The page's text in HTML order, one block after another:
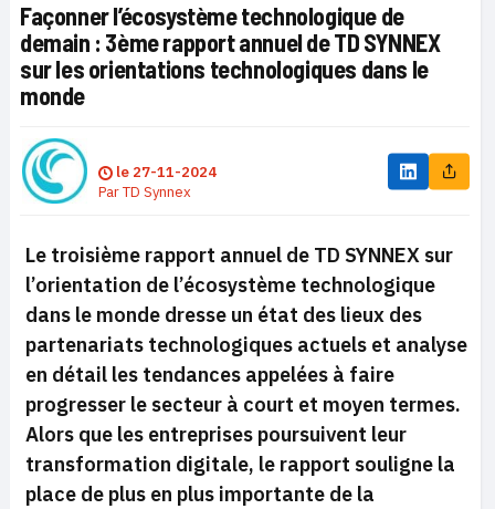
Façonner l’écosystème technologique de
demain : 3ème rapport annuel de TD SYNNEX
sur les orientations technologiques dans le
monde
le 27-11-2024
ParTD Synnex
Le troisième rapport annuel de TD SYNNEX sur
l’orientation de l’écosystème technologique
dans le monde dresse un état des lieux des
partenariats technologiques actuels et analyse
en détail les tendances appelées à faire
progresser le secteur à court et moyen termes.
Alors que les entreprises poursuivent leur
transformation digitale, le rapport souligne la
place de plus en plus importante de la